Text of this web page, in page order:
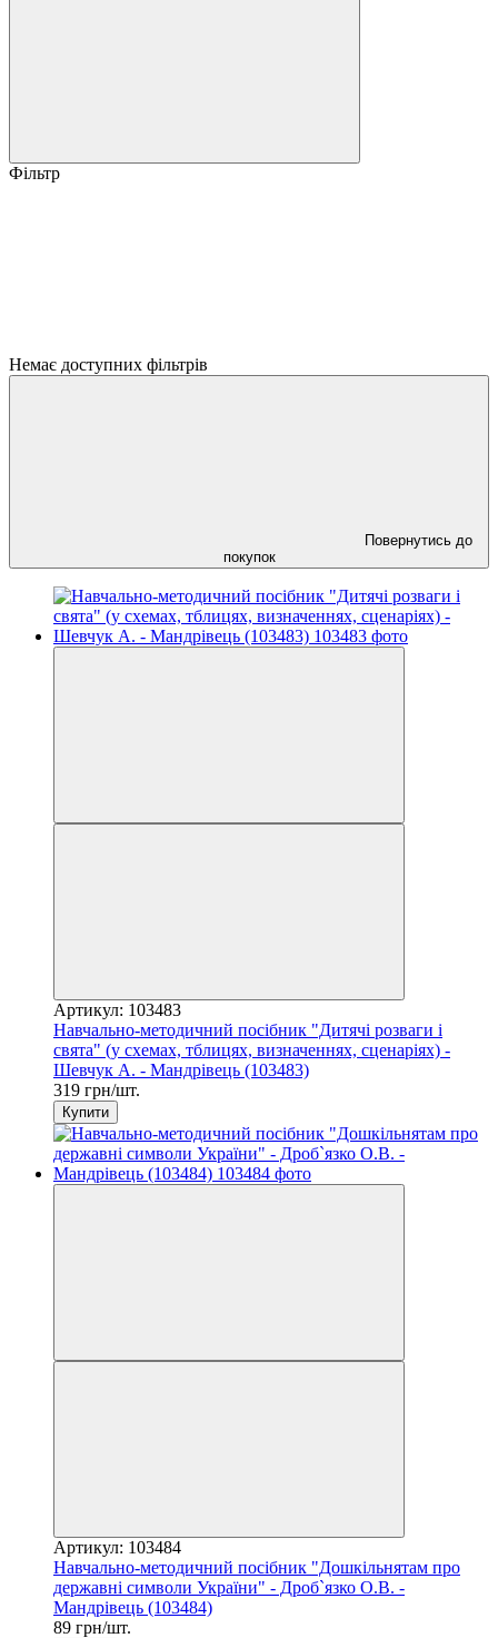
Фільтр
Немає доступних фільтрів
Повернутись до
покупок
Артикул: 103483
Навчально-методичний посібник "Дитячі розваги і
свята" (у схемах, тблицях, визначеннях, сценаріях) -
Шевчук А. - Мандрівець (103483)
319 грн/шт.
Купити
Артикул: 103484
Навчально-методичний посібник "Дошкільнятам про
державні символи України" - Дроб`язко О.В. -
Мандрівець (103484)
89 грн/шт.